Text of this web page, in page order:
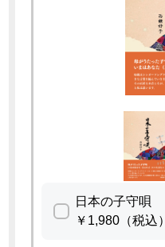
日本の子守唄
￥1,980（税込）